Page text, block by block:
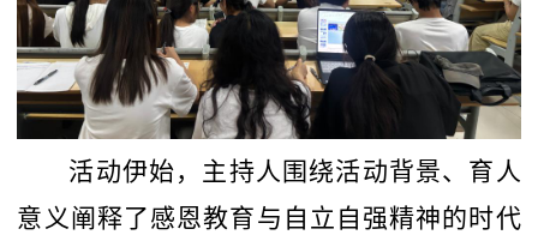
活动伊始，主持人围绕活动背景、育人
意义阐释了感恩教育与自立自强精神的时代